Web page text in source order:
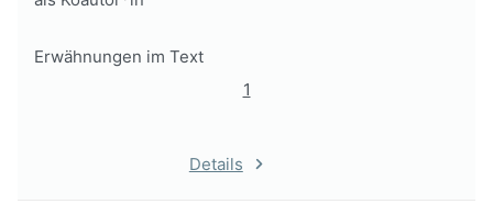
Erwähnungen im Text
1
Details